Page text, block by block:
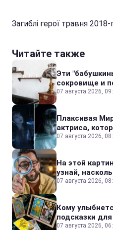
Загиблі герої травня
Читайте также
Эти
сокровище и
07 августа 2026,
Плаксивая
актриса,
07 августа 2026,
На этой
узнай,
07 августа 2026,
Кому
подсказки
07 августа 2026,